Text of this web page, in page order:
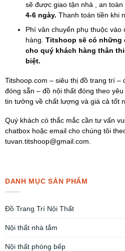
DANH MỤC SẢN PHẨM
Đồ Trang Trí Nội Thất
Nội thất nhà tắm
Nội thất phòng bếp
sẽ được giao tận nhà , an
4-6 ngày.Thanh toán tiền khi
Phí vân chuyển phụ thuộc
hàng.Titshoop sẽ có những
cho quý khách hàng thân
biệt.
Titshoop.com – siêu thị đồ trang trí –
đóng sẵn – đồ nội thất đóng theo
tin tưởng về chất lượng và giá cả tốt
Quý khách có thắc mắc cần tư vấn
chatbox hoặc email cho chúng tôi
tuvan.titshoop@gmail.com.